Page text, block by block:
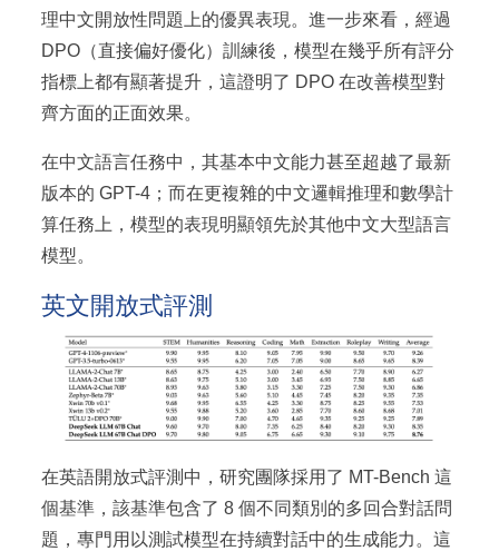
理中文開放性問題上的優異表現。進一步來看，經過
DPO（直接偏好優化）訓練後，模型在幾乎所有評分
指標上都有顯著提升，這證明了 DPO 在改善模型對
齊方面的正面效果。
在中文語言任務中，其基本中文能力甚至超越了最新
版本的 GPT-4；而在更複雜的中文邏輯推理和數學計
算任務上，模型的表現明顯領先於其他中文大型語言
模型。
英文開放式評測
在英語開放式評測中，研究團隊採用了 MT-Bench 這
個基準，該基準包含了 8 個不同類別的多回合對話問
題，專門用以測試模型在持續對話中的生成能力。這